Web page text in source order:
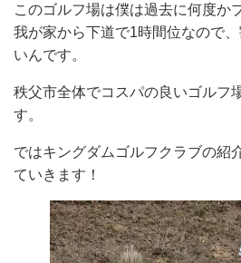
このゴルフ場は僕は過去に何度か
我が家から下道で1時間位なので
いんです。
秩父市全体でコスパの良いゴルフ
す。
ではキングダムゴルフクラブの紹
ていきます！